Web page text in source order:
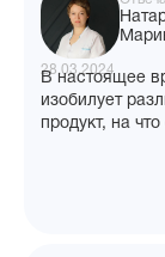
28.03.2024
В настоящее
изобилует
продукт, на